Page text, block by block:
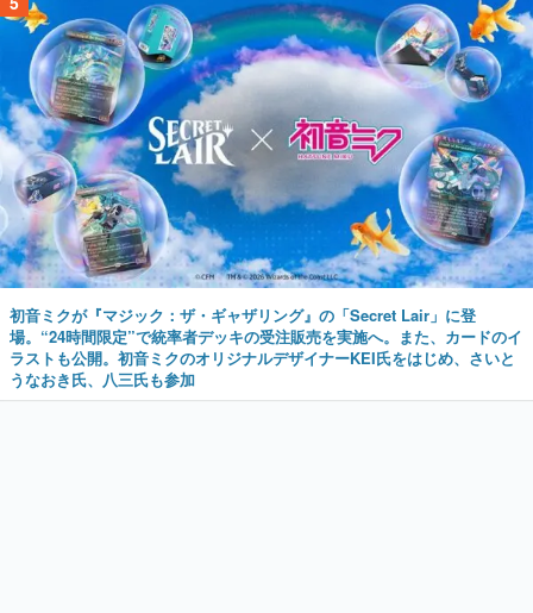
初音ミクが『マジック：ザ・ギャザリング』の「Secret Lair」に登
場。“24時間限定”で統率者デッキの受注販売を実施へ。また、カードのイ
ラストも公開。初音ミクのオリジナルデザイナーKEI氏をはじめ、さいと
うなおき氏、八三氏も参加